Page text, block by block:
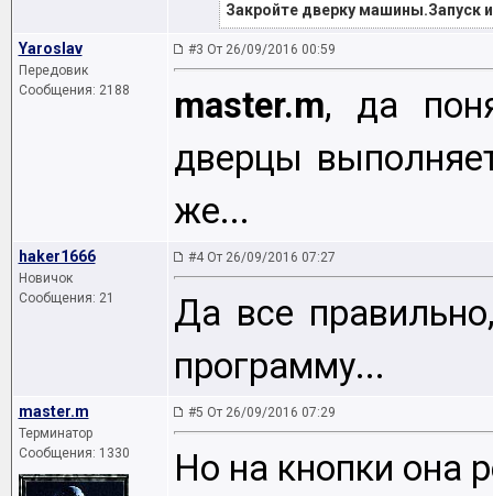
Закройте дверку машины.Запуск
Yaroslav
Передовик
Сообщения: 2188
#3 От 26/09/2016 00:59
master.m, да
дверцы
же...
haker1666
Новичок
Сообщения: 21
#4 От 26/09/2016 07:27
Да все
программу...
master.m
Терминатор
Сообщения: 1330
#5 От 26/09/2016 07:29
Но на кнопки она